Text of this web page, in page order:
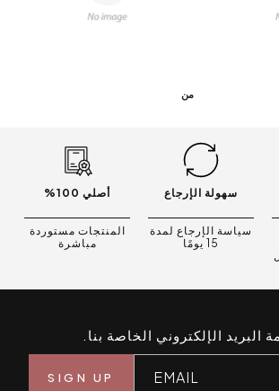
من
سهولة الإرجاع
سياسة الإرجاع لمدة
15 يومًا
أصلي 100%
المنتجات مستوردة
مباشرة
البريد الإلكتروني الخاصة بنا.
EMAIL